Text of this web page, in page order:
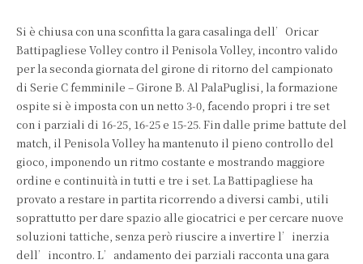
Si è chiusa con una sconfitta la gara casalinga dell’Oricar
Battipagliese Volley contro il Penisola Volley, incontro valido
per la seconda giornata del girone di ritorno del campionato
di Serie C femminile – Girone B. Al PalaPuglisi, la formazione
ospite si è imposta con un netto 3-0, facendo propri i tre set
con i parziali di 16-25, 16-25 e 15-25. Fin dalle prime battute del
match, il Penisola Volley ha mantenuto il pieno controllo del
gioco, imponendo un ritmo costante e mostrando maggiore
ordine e continuità in tutti e tre i set. La Battipagliese ha
provato a restare in partita ricorrendo a diversi cambi, utili
soprattutto per dare spazio alle giocatrici e per cercare nuove
soluzioni tattiche, senza però riuscire a invertire l’inerzia
dell’incontro. L’andamento dei parziali racconta una gara